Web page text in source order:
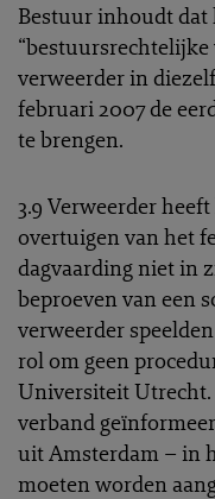
Bestuur inhoudt dat
“bestuursrechtelijke
verweerder in
februari 2007 de
te brengen.
3.9 Verweerder
overtuigen van het
dagvaarding niet in
beproeven van een
verweerder
rol om geen
Universiteit
verband
uit Amsterdam – in
moeten worden